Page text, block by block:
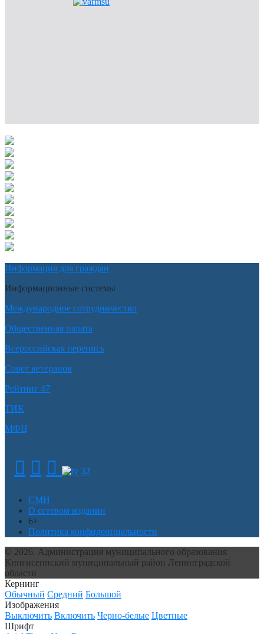
Информация для граждан
Информационные системы
Международное сотрудничество
Общественная палата
Всероссийская перепись
Совет ветеранов
Рейтинг 47
ТИК
МФЦ
СМИ
О сетевом издании
6+
Политика конфиденциальности
© 2026. Администрация муниципального образования
Кингисеппский муниципальный район Ленинградской
области
Кернинг
Обычный Средний Большой
Изображения
Выключить Включить Черно-белые Цветные
Шрифт